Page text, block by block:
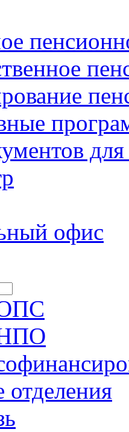
для
офис
ОПС
НПО
отделения